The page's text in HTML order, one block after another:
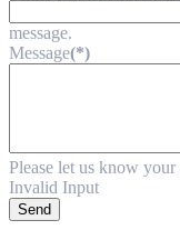
message.
Message(*)
Please let us know your
Invalid Input
Send